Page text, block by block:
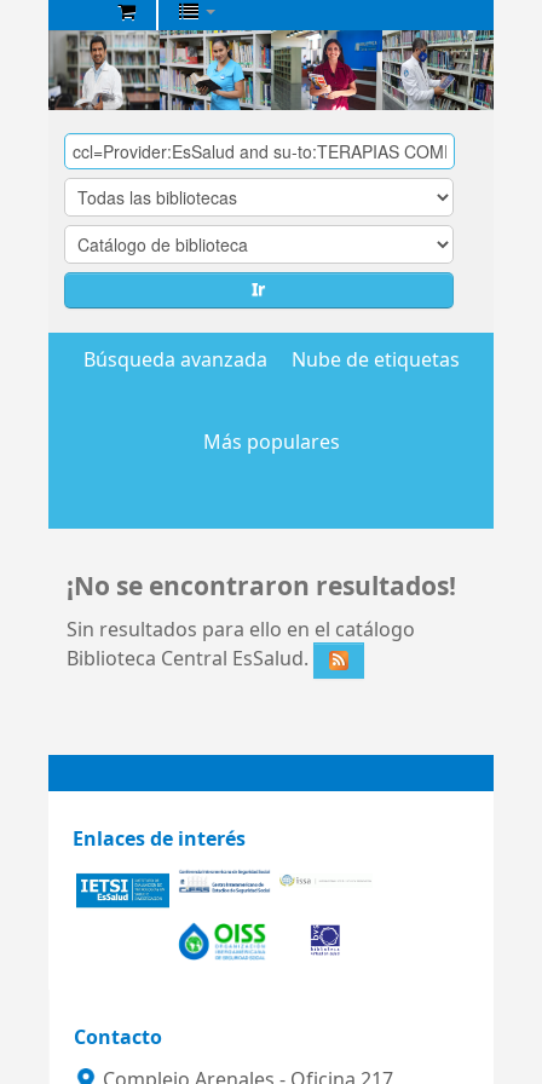
Biblioteca
Central
EsSalud
Ir
Búsqueda avanzada Nube de etiquetas
Más populares
¡No se encontraron resultados!
Sin resultados para ello en el catálogo
Biblioteca Central EsSalud.
Enlaces de interés
Contacto